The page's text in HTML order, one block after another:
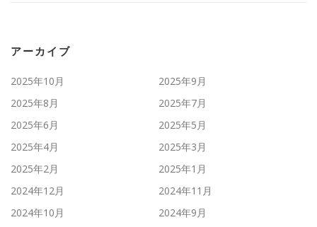
アーカイブ
2025年10月
2025年9月
2025年8月
2025年7月
2025年6月
2025年5月
2025年4月
2025年3月
2025年2月
2025年1月
2024年12月
2024年11月
2024年10月
2024年9月